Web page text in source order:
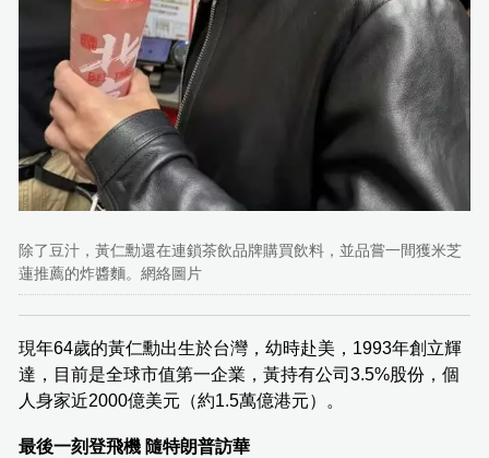
除了豆汁，黃仁勳還在連鎖茶飲品牌購買飲料，並品嘗一間獲米芝
蓮推薦的炸醬麵。網絡圖片
現年64歲的黃仁勳出生於台灣，幼時赴美，1993年創立輝
達，目前是全球市值第一企業，黃持有公司3.5%股份，個
人身家近2000億美元（約1.5萬億港元）。
最後一刻登飛機 隨特朗普訪華